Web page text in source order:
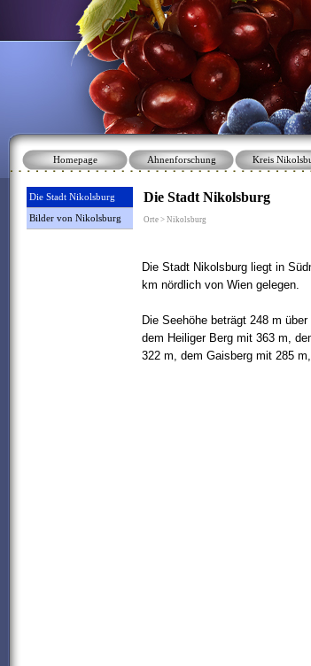
Homepage Ahnenforschung Kreis
Die Stadt Nikolsburg
Bilder von Nikolsburg
Die Stadt Nikolsburg
Orte > Nikolsburg
Die Stadt Nikolsburg liegt in
km nördlich von Wien gelegen.
Die Seehöhe beträgt 248 m
dem Heiliger Berg mit 363 m,
322 m, dem Gaisberg mit 285